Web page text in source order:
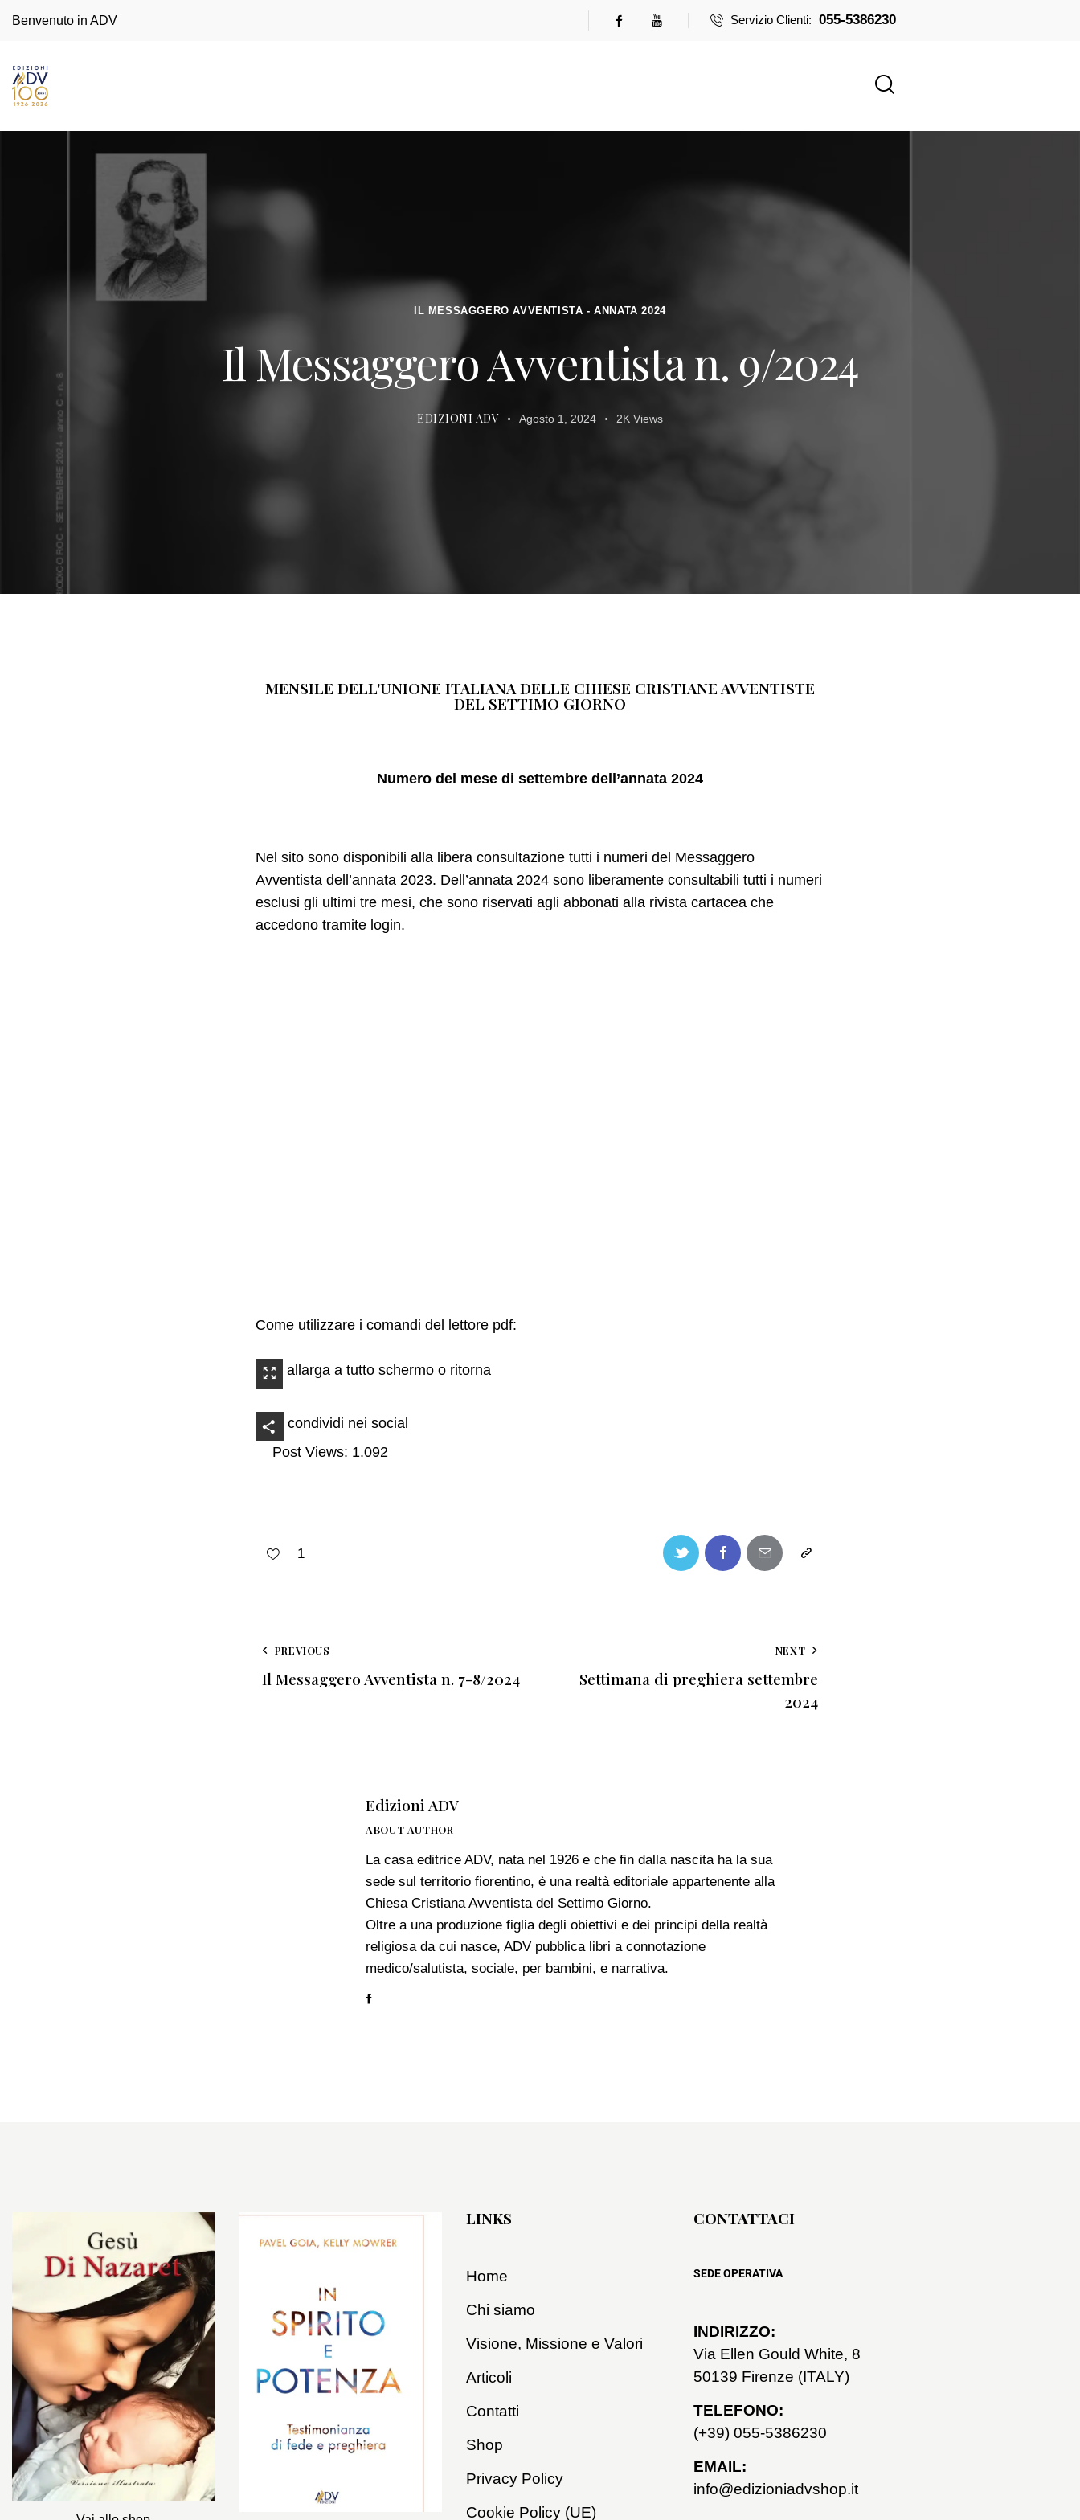
Benvenuto in ADV Servizio Clienti: 055-5386230
IL MESSAGGERO AVVENTISTA - ANNATA 2024
Il Messaggero Avventista n. 9/2024
EDIZIONI ADV Agosto 1, 2024 2K Views
MENSILE DELL'UNIONE ITALIANA DELLE CHIESE CRISTIANE AVVENTISTE
DEL SETTIMO GIORNO
Numero del mese di settembre dell’annata 2024
Nel sito sono disponibili alla libera consultazione tutti i numeri del Messaggero
Avventista dell’annata 2023. Dell’annata 2024 sono liberamente consultabili tutti i numeri
esclusi gli ultimi tre mesi, che sono riservati agli abbonati alla rivista cartacea che
accedono tramite login.
Come utilizzare i comandi del lettore pdf:
allarga a tutto schermo o ritorna
condividi nei social
Post Views: 1.092
1
PREVIOUS
Il Messaggero Avventista n. 7-8/2024
NEXT
Settimana di preghiera settembre
2024
Edizioni ADV
ABOUT AUTHOR
La casa editrice ADV, nata nel 1926 e che fin dalla nascita ha la sua
sede sul territorio fiorentino, è una realtà editoriale appartenente alla
Chiesa Cristiana Avventista del Settimo Giorno.
Oltre a una produzione figlia degli obiettivi e dei principi della realtà
religiosa da cui nasce, ADV pubblica libri a connotazione
medico/salutista, sociale, per bambini, e narrativa.
LINKS
Home
Chi siamo
Visione, Missione e Valori
Articoli
Contatti
Shop
Privacy Policy
Cookie Policy (UE)
CONTATTACI
SEDE OPERATIVA
INDIRIZZO:
Via Ellen Gould White, 8
50139 Firenze (ITALY)
TELEFONO:
(+39) 055-5386230
EMAIL:
info@edizioniadvshop.it